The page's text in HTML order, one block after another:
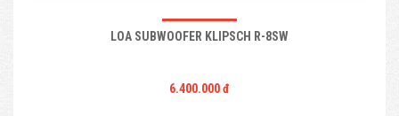
LOA SUBWOOFER KLIPSCH R-8SW
6.400.000 đ